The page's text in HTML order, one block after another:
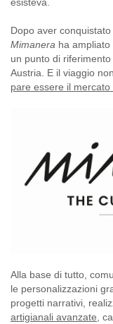
Dopo aver
Mimanera ha
un punto di
Austria. E il viaggio
pare essere il
Alla base di tutto,
le personalizzazioni
progetti narrativi,
artigianali avanzate ,